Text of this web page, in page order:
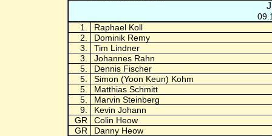
1.
Raphael Koll
2.
Dominik Remy
3.
Tim Lindner
3.
Johannes Rahn
5.
Dennis Fischer
5.
Simon (Yoon Keun) Kohm
5.
Matthias Schmitt
5.
Marvin Steinberg
9.
Kevin Johann
GR
Colin Heow
GR
Danny Heow